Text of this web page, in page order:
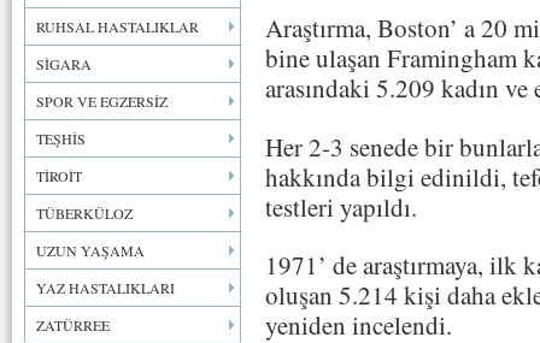
RUHSAL HASTALIKLAR
SİGARA
SPOR VE EGZERSİZ
TEŞHİS
TİROİT
TÜBERKÜLOZ
UZUN YAŞAMA
YAZ HASTALIKLARI
ZATÜRREE
Araştırma, Boston’ a 20
bine ulaşan Framingham
arasındaki 5.209 kadın
Her 2-3 senede bir
hakkında bilgi edinildi,
testleri yapıldı.
1971’ de araştırmaya, ilk
oluşan 5.214 kişi daha
yeniden incelendi.